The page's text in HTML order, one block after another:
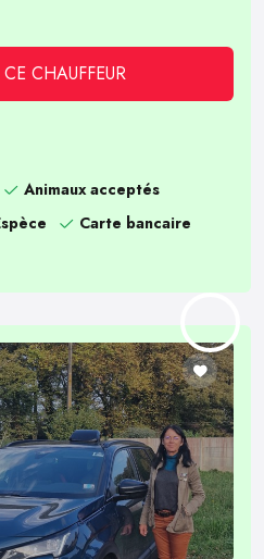
CHAUFFEUR
Animaux acceptés
Carte bancaire